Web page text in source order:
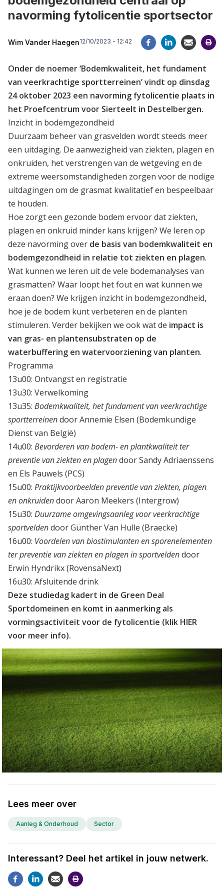
navorming fytolicentie sportsector
Wim Vander Haegen12/10/2023 - 12:42
Onder de noemer ‘Bodemkwaliteit, het fundament
van veerkrachtige sportterreinen’ vindt op dinsdag
24 oktober 2023 een navorming fytolicentie plaats in
het Proefcentrum voor Sierteelt in Destelbergen.
Inzicht in bodemgezondheid
Duurzaam beheer van grasvelden wordt steeds meer
een uitdaging. De aanwezigheid van ziekten, plagen en
onkruiden, het verstrengen van de wetgeving en de
extreme weersomstandigheden zorgen voor de nodige
uitdagingen om de grasmat kwalitatief en bespeelbaar
te houden.
Hoe zorgt een gezonde bodem ervoor dat ziekten,
plagen en onkruid minder kans krijgen? We leren op
deze navorming over de basis van bodemkwaliteit en
bodemgezondheid in relatie tot ziekten en plagen.
Wat kunnen we leren uit de vele bodemanalyses van
grasmatten? Waar loopt het fout en wat kunnen we
eraan doen? We krijgen inzicht in bodemgezondheid,
hoe je de bodem kunt verbeteren en de planten
stimuleren. Verder bekijken we ook wat de impact is
van gras- en plantensubstraten op de
waterbuffering en watervoorziening van planten.
Programma
13u00: Ontvangst en registratie
13u30: Verwelkoming
13u35: Bodemkwaliteit, het fundament van veerkrachtige
sportterreinendoor Annemie Elsen (Bodemkundige
Dienst van België)
14u00: Bevorderen van bodem- en plantkwaliteit ter
preventie van ziekten en plagendoor Sandy Adriaenssens
en Els Pauwels (PCS)
15u00: Praktijkvoorbeelden preventie van ziekten, plagen
en onkruidendoor Aaron Meekers (Intergrow)
15u30: Duurzame omgevingsaanleg voor veerkrachtige
sportveldendoor Günther Van Hulle (Braecke)
16u00: Voordelen van biostimulanten en sporenelementen
ter preventie van ziekten en plagen in sportveldendoor
Erwin Hyndrikx (RovensaNext)
16u30: Afsluitende drink
Deze studiedag kadert in de Green Deal
Sportdomeinen en komt in aanmerking als
vormingsactiviteit voor de fytolicentie (klik HIER
voor meer info).
Lees meer over
Aanleg & Onderhoud Sector
Interessant? Deel het artikel in jouw netwerk.